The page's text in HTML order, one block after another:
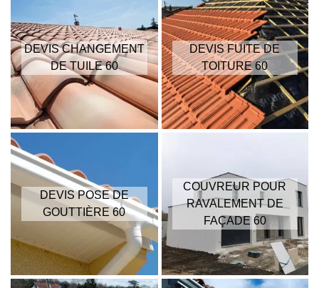
DEVIS CHANGEMENT
DE TUILE 60
DEVIS FUITE DE
TOITURE 60
DEVIS POSE DE
GOUTTIÈRE 60
COUVREUR POUR
RAVALEMENT DE
FAÇADE 60